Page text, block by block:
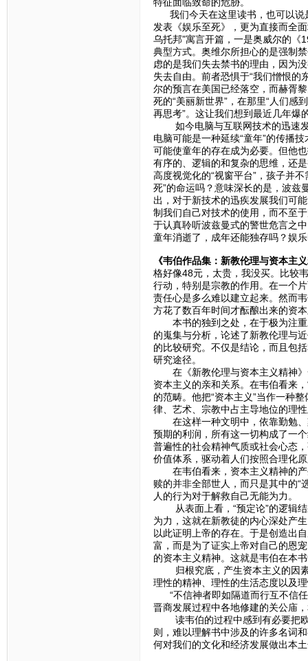
我们今天在这里读书，也可以说
发表《娱乐至死》，更为直接而全
乌托邦”寓言开篇，一是奥威尔的《
典型方式。奥维尔所担心的是强制
虑的是我们失去禁书的理由，因为
失去自由。前者恐惧于“我们憎恨的
尔的预言在美国已经落空，而赫胥
死的“美丽新世界”，在那里“人们感
再思考”。这让我们想到最近几年爆
如今电脑与互联网技术的迅速发
电脑可能是一种延续“童年”的传播
可能使童年的存在成为必要。但他
有序的、逻辑的和复杂的思维，还
高度视觉化的“视窗平台”，孩子并
死”的命运吗？意味深长的是，波兹
出，对于新技术的迅疾发展我们可
制我们自己对技术的使用，而不至
于认真聆听波兹曼式的警世危言之
童年消逝了，成年还能独存吗？娱
《韦伯作品集：新教伦理与资本主
格好像48元，太贵，我没买。比较
行动，特别是宗教的作用。在一个
责任心是多么难以建立起来。然而
方花了数百年时间才酝酿出来的资
本书的独到之处，在于极为注重
的嵬集与分析，论述了新教伦理与
的比较研究。不仅是结论，而且包
研究途径。
在《新教伦理与资本主义精神》
资本主义的亲和关系。在韦伯看来
的范畴。他把“资本主义”当作一种
律、艺术、宗教中占主导地位的理
在这样一种文明中，依靠勤勉、
预期的利润，所有这一切构成了一
普遍性的社会精神气质或社会心态
价值体系，驱动着人们按照合理化
在韦伯看来，资本主义精神的产
赎的并非全部世人，而只是其中的“
人的行为对于解救自己无能为力。
从表面上看，“预定论”的逻辑结
为力，这就在新教徒的内心深处产
以此证明上帝的存在。于是创造出
富，而是为了证实上帝对自己的恩
的资本主义精神。这就是韦伯在本
归根究底，产生资本主义的因素
理性的精神、理性的生活态度以及
“不信神者即如隔道而行互不信任
晋商发展过程中各地修建的关公庙
读韦伯的过程中感到有必要把欧
则，难以理解书中涉及的许多名词
何对我们的文化和经济发展做出本